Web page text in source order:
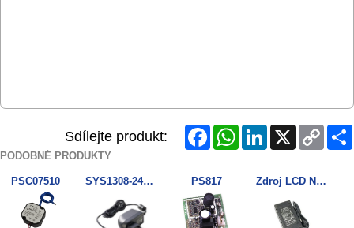
Sdílejte produkt: FacebookWhatsAppLinkedInX
Copy
Link
PODOBNÉ PRODUKTY
PSC07510 SYS1308-2412-W2E PS817 Zdroj LCD Neovo